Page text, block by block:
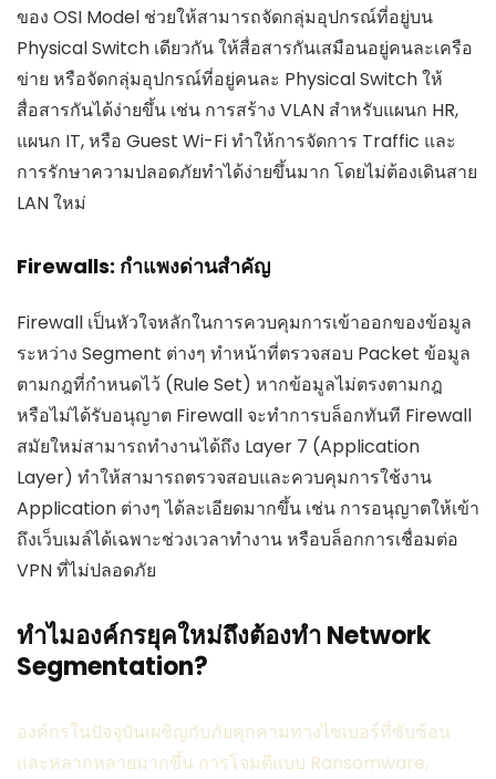
ของ OSI Model ช่วยให้สามารถจัดกลุ่มอุปกรณ์ที่อยู่บน
Physical Switch เดียวกัน ให้สื่อสารกันเสมือนอยู่คนละเครือ
ข่าย หรือจัดกลุ่มอุปกรณ์ที่อยู่คนละ Physical Switch ให้
สื่อสารกันได้ง่ายขึ้น เช่น การสร้าง VLAN สำหรับแผนก HR,
แผนก IT, หรือ Guest Wi-Fi ทำให้การจัดการ Traffic และ
การรักษาความปลอดภัยทำได้ง่ายขึ้นมาก โดยไม่ต้องเดินสาย
LAN ใหม่
Firewalls: กำแพงด่านสำคัญ
Firewall เป็นหัวใจหลักในการควบคุมการเข้าออกของข้อมูล
ระหว่าง Segment ต่างๆ ทำหน้าที่ตรวจสอบ Packet ข้อมูล
ตามกฎที่กำหนดไว้ (Rule Set) หากข้อมูลไม่ตรงตามกฎ
หรือไม่ได้รับอนุญาต Firewall จะทำการบล็อกทันที Firewall
สมัยใหม่สามารถทำงานได้ถึง Layer 7 (Application
Layer) ทำให้สามารถตรวจสอบและควบคุมการใช้งาน
Application ต่างๆ ได้ละเอียดมากขึ้น เช่น การอนุญาตให้เข้า
ถึงเว็บเมล์ได้เฉพาะช่วงเวลาทำงาน หรือบล็อกการเชื่อมต่อ
VPN ที่ไม่ปลอดภัย
ทำไมองค์กรยุคใหม่ถึงต้องทำ Network
Segmentation?
องค์กรในปัจจุบันเผชิญกับภัยคุกคามทางไซเบอร์ที่ซับซ้อน
และหลากหลายมากขึ้น การโจมตีแบบ Ransomware,